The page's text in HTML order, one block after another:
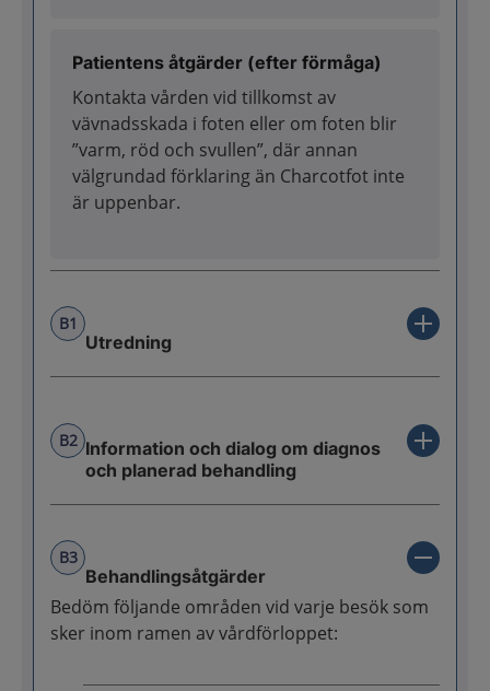
Patientens åtgärder (efter förmåga)
Kontakta vården vid tillkomst av
vävnadsskada i foten eller om foten blir
”varm, röd och svullen”, där annan
välgrundad förklaring än Charcotfot inte
är uppenbar.
B1
Utredning
B2 Information och dialog om diagnos
och planerad behandling
B3
Behandlingsåtgärder
Bedöm följande områden vid varje besök som
sker inom ramen av vårdförloppet: